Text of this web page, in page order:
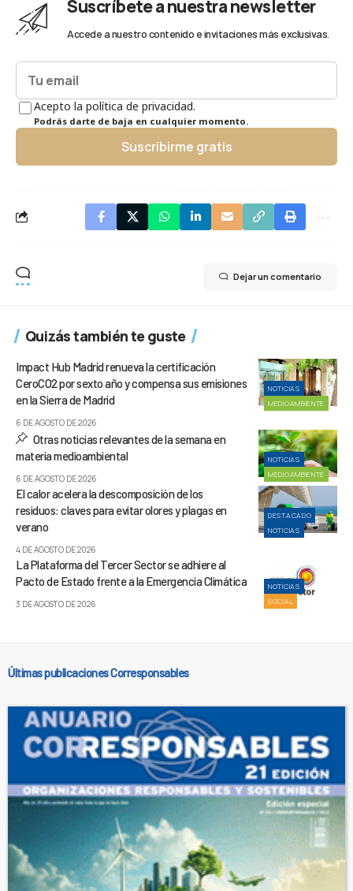
Suscríbete a nuestra newsletter
Accede a nuestro contenido e invitaciones más exclusivas.
Acepto la política de privacidad.
Podrás darte de baja en cualquier momento.
Suscribirme gratis
Dejar un comentario
Quizás también te guste
NOTICIAS
MEDIOAMBIENTE
Impact Hub Madrid renueva la certificación
CeroCO2 por sexto año y compensa sus emisiones
en la Sierra de Madrid
6 DE AGOSTO DE 2026
NOTICIAS
MEDIOAMBIENTE
Otras noticias relevantes de la semana en
materia medioambiental
6 DE AGOSTO DE 2026
DESTACADO
NOTICIAS
El calor acelera la descomposición de los
residuos: claves para evitar olores y plagas en
verano
4 DE AGOSTO DE 2026
NOTICIAS
SOCIAL
La Plataforma del Tercer Sector se adhiere al
Pacto de Estado frente a la Emergencia Climática
3 DE AGOSTO DE 2026
Últimas publicaciones Corresponsables